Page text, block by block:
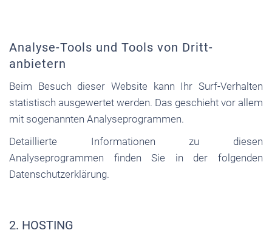
Analyse-Tools und Tools von Dritt­
anbietern
Beim Besuch dieser Website kann Ihr Surf-Verhalten
statistisch ausgewertet werden. Das geschieht vor allem
mit sogenannten Analyseprogrammen.
Detaillierte Informationen zu diesen
Analyseprogrammen finden Sie in der folgenden
Datenschutzerklärung.
2. HOSTING